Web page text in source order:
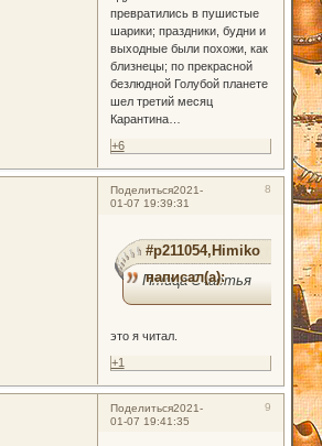
превратились в пушистые
шарики; праздники, будни и
выходные были похожи, как
близнецы; по прекрасной
безлюдной Голубой планете
шел третий месяц
Карантина…
+6
Поделиться 8
2021-
01-07 19:39:31
#p211054,Himiko
написал(а):
Птица Счастья
это я читал.
+1
Поделиться 9
2021-
01-07 19:41:35